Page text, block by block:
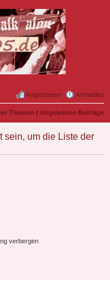
Anmelden
Registrieren
Themen | Ungelesene Beiträge
sein, um die Liste der
verbergen